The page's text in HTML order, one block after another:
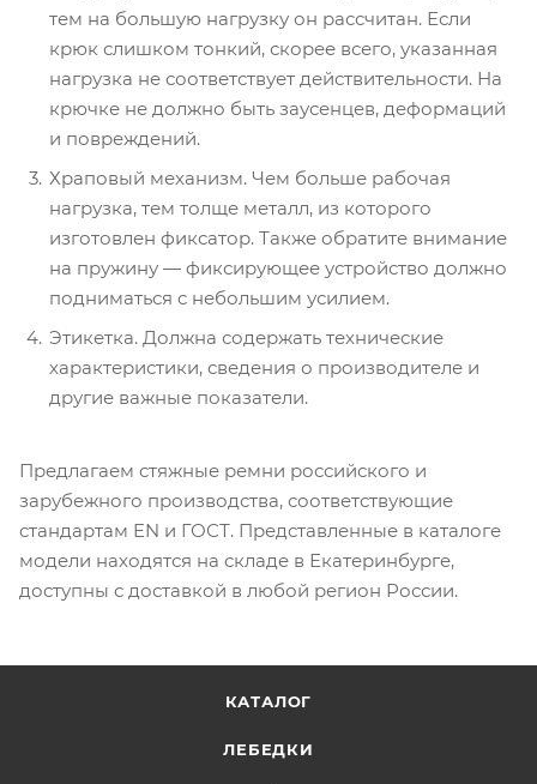
тем на большую нагрузку он рассчитан. Если
крюк слишком тонкий, скорее всего, указанная
нагрузка не соответствует действительности. На
крючке не должно быть заусенцев, деформаций
и повреждений.
Храповый механизм. Чем больше рабочая
нагрузка, тем толще металл, из которого
изготовлен фиксатор. Также обратите внимание
на пружину — фиксирующее устройство должно
подниматься с небольшим усилием.
Этикетка. Должна содержать технические
характеристики, сведения о производителе и
другие важные показатели.
Предлагаем стяжные ремни российского и
зарубежного производства, соответствующие
стандартам EN и ГОСТ. Представленные в каталоге
модели находятся на складе в Екатеринбурге,
доступны с доставкой в любой регион России.
КАТАЛОГ
ЛЕБЕДКИ